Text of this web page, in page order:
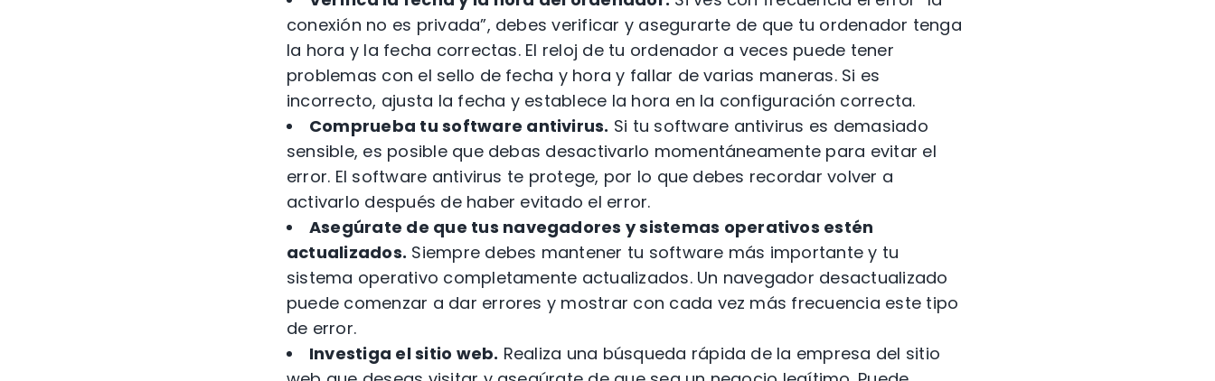
conexión no es privada”, debes verificar y asegurarte de que tu ordenador tenga
la hora y la fecha correctas. El reloj de tu ordenador a veces puede tener
problemas con el sello de fecha y hora y fallar de varias maneras. Si es
incorrecto, ajusta la fecha y establece la hora en la configuración correcta.
Comprueba tu software antivirus. Si tu software antivirus es demasiado
sensible, es posible que debas desactivarlo momentáneamente para evitar el
error. El software antivirus te protege, por lo que debes recordar volver a
activarlo después de haber evitado el error.
Asegúrate de que tus navegadores y sistemas operativos estén
actualizados. Siempre debes mantener tu software más importante y tu
sistema operativo completamente actualizados. Un navegador desactualizado
puede comenzar a dar errores y mostrar con cada vez más frecuencia este tipo
de error.
Investiga el sitio web. Realiza una búsqueda rápida de la empresa del sitio